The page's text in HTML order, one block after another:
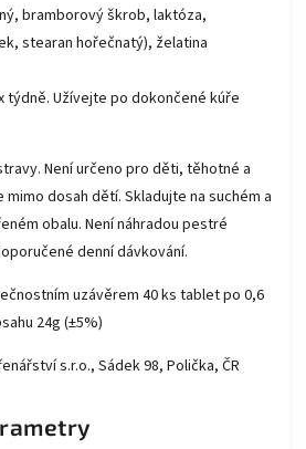
bramborový škrob, laktóza,
stearan hořečnatý), želatina
týdně. Užívejte po dokončené kúře
Není určeno pro děti, těhotné a
dosah dětí. Skladujte na suchém a
obalu. Není náhradou pestré
denní dávkování.
uzávěrem 40 ks tablet po 0,6
24g (±5%)
s.r.o., Sádek 98, Polička, ČR